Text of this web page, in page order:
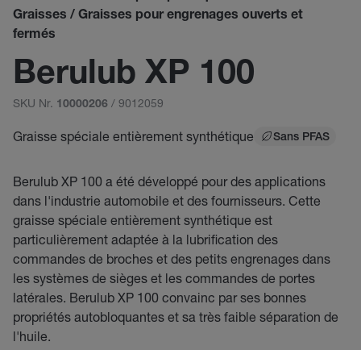
Graisses / Graisses pour engrenages ouverts et
fermés
Berulub XP 100
SKU Nr. 10000206 / 9012059
Graisse spéciale entièrement synthétique Sans PFAS
Berulub XP 100 a été développé pour des applications
dans l'industrie automobile et des fournisseurs. Cette
graisse spéciale entièrement synthétique est
particulièrement adaptée à la lubrification des
commandes de broches et des petits engrenages dans
les systèmes de sièges et les commandes de portes
latérales. Berulub XP 100 convainc par ses bonnes
propriétés autobloquantes et sa très faible séparation de
l'huile.